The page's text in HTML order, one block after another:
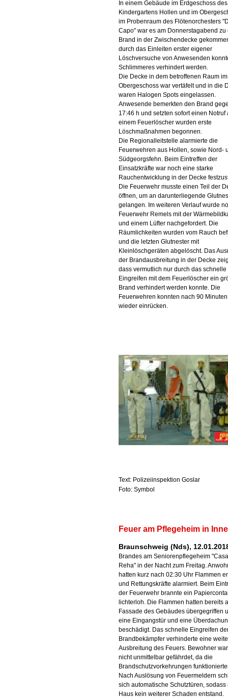
In einem Gebäude im Erdgeschoss des
Kindergartens Hollen und im
im Probenraum des Flötenorchesters
Capo" war es am Donnerstagabend zu
Brand in der Zwischendecke
durch das Einleiten erster eigener
Löschversuche von Anwesenden
Schlimmeres verhindert werden.
Die Decke in dem betroffenen Raum im
Obergeschoss war vertäfelt und in die
waren Halogen Spots eingelassen.
Anwesende bemerkten den Brand
17:46 h und setzten sofort einen Notruf
einem Feuerlöscher wurden erste
Löschmaßnahmen begonnen.
Die Regionalleitstelle alarmierte die
Feuerwehren aus Hollen, sowie Nord-
Südgeorgsfehn. Beim Eintreffen der
Einsatzkräfte war noch eine starke
Rauchentwicklung in der Decke
Die Feuerwehr musste einen Teil der
öffnen, um an darunterliegende
gelangen. Im weiteren Verlauf wurde
Feuerwehr Remels mit der
und einem Lüfter nachgefordert. Die
Räumlichkeiten wurden vom Rauch
und die letzten Glutnester mit
Kleinlöschgeräten abgelöscht. Das
der Brandausbreitung in der Decke
dass vermutlich nur durch das schnelle
Eingreifen mit dem Feuerlöscher ein
Brand verhindert werden konnte. Die
Feuerwehren konnten nach 90 Minuten
wieder einrücken.
Text: Polizeiinspektion Goslar
Foto: Symbol
Feuer am Pflegeheim in
Braunschweig (Nds),
Brandes am Seniorenpflegeheim "Casa
Reha" in der Nacht zum Freitag.
hatten kurz nach 02:30 Uhr Flammen
und Rettungskräfte alarmiert. Beim
der Feuerwehr brannte ein
lichterloh. Die Flammen hatten bereits
Fassade des Gebäudes übergegriffen
eine Eingangstür und eine
beschädigt. Das schnelle Eingreifen
Brandbekämpfer verhinderte eine
Ausbreitung des Feuers. Bewohner
nicht unmittelbar gefährdet, da die
Brandschutzvorkehrungen
Nach Auslösung von Feuermeldern
sich automatische Schutztüren, sodass
Haus kein weiterer Schaden entstand.